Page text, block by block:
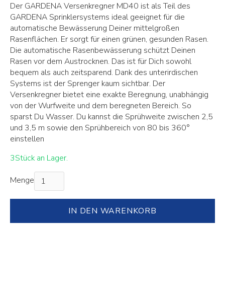
Der GARDENA Versenkregner MD40 ist als Teil des
GARDENA Sprinklersystems ideal geeignet für die
automatische Bewässerung Deiner mittelgroßen
Rasenflächen. Er sorgt für einen grünen, gesunden Rasen.
Die automatische Rasenbewässerung schützt Deinen
Rasen vor dem Austrocknen. Das ist für Dich sowohl
bequem als auch zeitsparend. Dank des unterirdischen
Systems ist der Sprenger kaum sichtbar. Der
Versenkregner bietet eine exakte Beregnung, unabhängig
von der Wurfweite und dem beregneten Bereich. So
sparst Du Wasser. Du kannst die Sprühweite zwischen 2,5
und 3,5 m sowie den Sprühbereich von 80 bis 360°
einstellen
3Stück an Lager.
Menge